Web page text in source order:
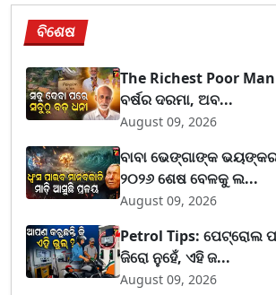
ବିଶେଷ
The Richest Poor
ବର୍ଷର ଦରମା, ଅବ...
August 09, 2026
ବାବା ଭେଙ୍ଗାଙ୍କ
୨୦୨୬ ଶେଷ ବେଳକୁ ଲ...
August 09, 2026
Petrol Tips: ପେଟ୍ରୋଲ
ଜିରୋ ନୁହେଁ, ଏହି ଜ...
August 09, 2026